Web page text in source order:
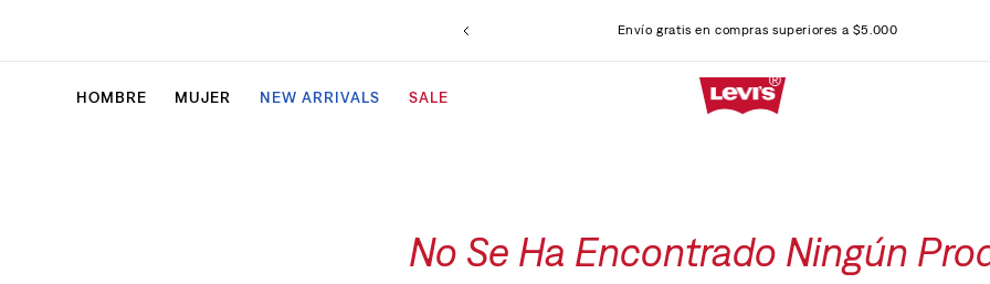
Envío gratis en compras superiores a $5.000
HOMBRE MUJER NEW ARRIVALS SALE
No Se Ha Encontrado Ningún